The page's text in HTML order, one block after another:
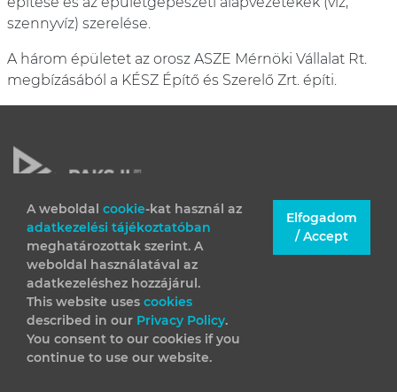
A weboldal cookie-kat használ az
adatkezelési tájékoztatóban
meghatározottak szerint. A
weboldal használatával az
adatkezeléshez hozzájárul.
This website uses cookies
described in our Privacy Policy.
You consent to our cookies if you
continue to use our website.
Elfogadom
/ Accept
szennyvíz) szerelése.
A három épületet az orosz ASZE Mérnöki Vállalat Rt.
megbízásából a KÉSZ Építő és Szerelő Zrt. építi.
JOGI INFORMÁCIÓK
IMPRESSZUM